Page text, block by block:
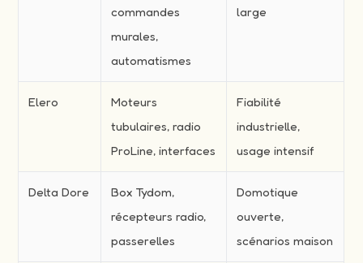
commandes
murales,
automatismes
large
Elero
Moteurs
tubulaires, radio
ProLine, interfaces
Fiabilité
industrielle,
usage intensif
Delta Dore
Box Tydom,
récepteurs radio,
passerelles
Domotique
ouverte,
scénarios maison